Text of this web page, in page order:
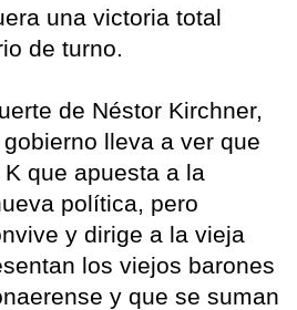
una victoria total
de turno.
de Néstor Kirchner,
lleva a ver que
que apuesta a la
política, pero
y dirige a la vieja
los viejos barones
y que se suman